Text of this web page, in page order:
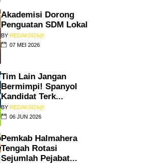
Akademisi Dorong
Penguatan SDM Lokal
BY REDAKSI24@
07 MEI 2026
Tim Lain Jangan
Bermimpi! Spanyol
Kandidat Terk...
BY REDAKSI24@
06 JUN 2026
Pemkab Halmahera
Tengah Rotasi
Sejumlah Pejabat...